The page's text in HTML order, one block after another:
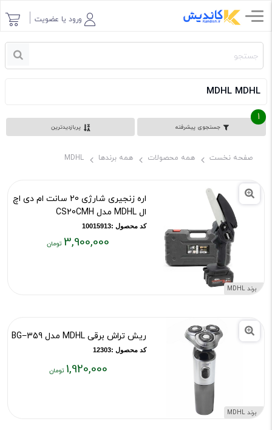
ورود یا عضویت
MDHL MDHL
جستجوی پیشرفته
1
پربازدیدترین
صفحه نخست همه محصولات همه برندها MDHL
برند MDHL
اره زنجیری شارژی 20 سانت ام دی اچ
ال MDHL مدل CS20CMH
کد محصول :10015913
3,900,000
برند MDHL
ریش تراش برقی MDHL مدل BG−359
کد محصول :12303
1,920,000